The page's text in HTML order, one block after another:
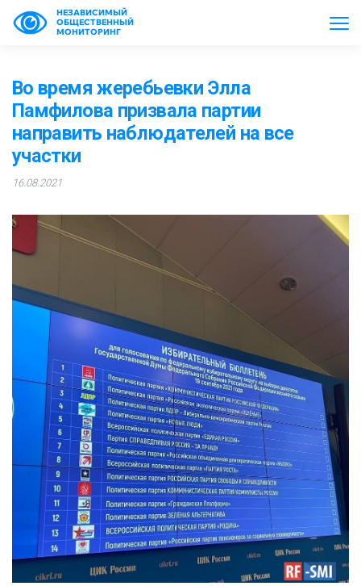
НЕЗАВИСИМЫЙ
ОБЩЕСТВЕННЫЙ
МОНИТОРИНГ
Во время жеребьевки Элла
Памфилова призвала партии
направить наблюдателей на все
участки
16.08.2021